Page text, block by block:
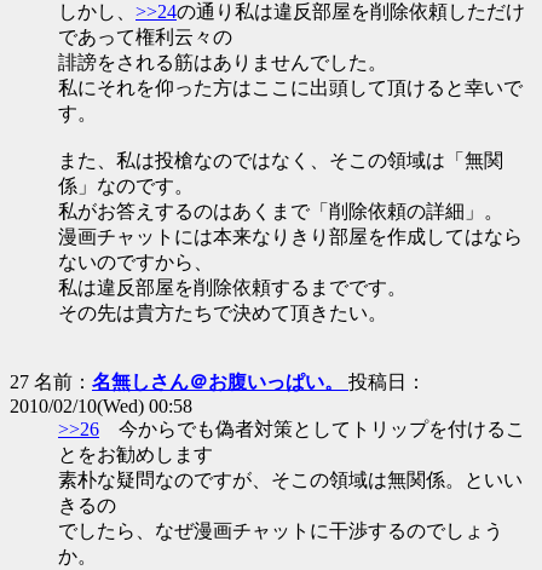
しかし、 >>24の通り私は違反部屋を削除依頼しただけ
であって権利云々の
誹謗をされる筋はありませんでした。
私にそれを仰った方はここに出頭して頂けると幸いで
す。
また、私は投槍なのではなく、そこの領域は「無関
係」なのです。
私がお答えするのはあくまで「削除依頼の詳細」。
漫画チャットには本来なりきり部屋を作成してはなら
ないのですから、
私は違反部屋を削除依頼するまでです。
その先は貴方たちで決めて頂きたい。
27 名前： 名無しさん＠お腹いっぱい。 投稿日：
2010/02/10(Wed) 00:58
>>26 今からでも偽者対策としてトリップを付けるこ
とをお勧めします
素朴な疑問なのですが、そこの領域は無関係。といい
きるの
でしたら、なぜ漫画チャットに干渉するのでしょう
か。